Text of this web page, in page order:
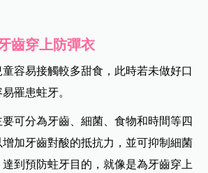
齒穿上防彈衣
容易接觸較多甜食，此時若未做好口
罹患蛀牙。
可分為牙齒、細菌、食物和時間等四
加牙齒對酸的抵抗力，並可抑制細菌
到預防蛀牙目的，就像是為牙齒穿上